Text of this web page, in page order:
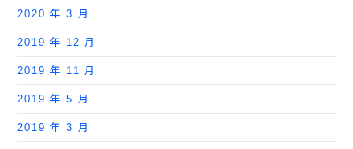
2020 年 3 月
2019 年 12 月
2019 年 11 月
2019 年 5 月
2019 年 3 月